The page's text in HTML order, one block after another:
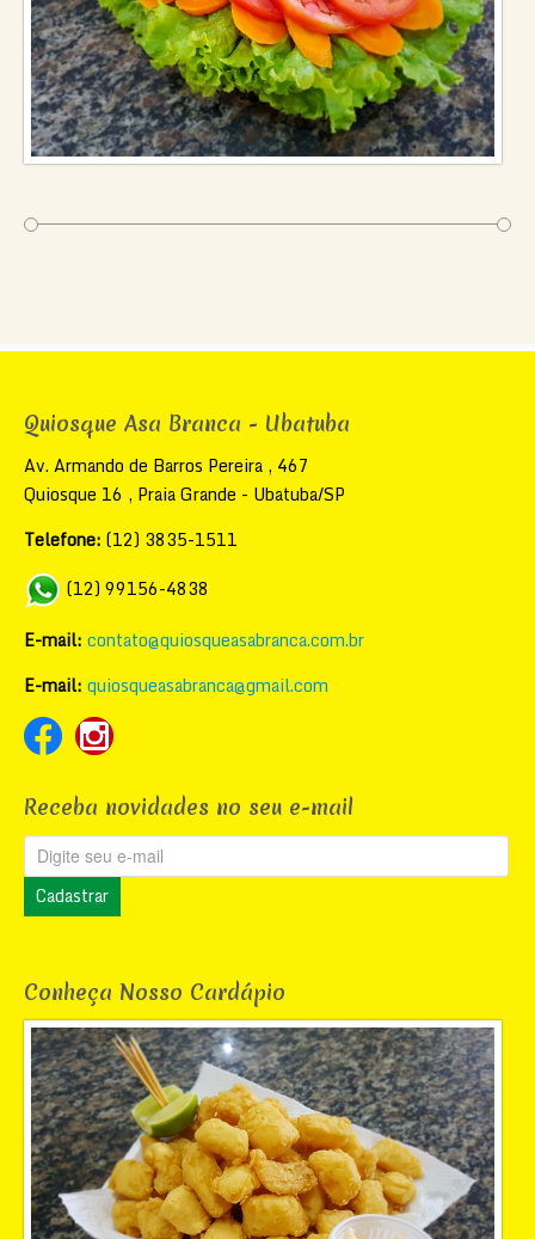
Quiosque Asa Branca - Ubatuba
Av. Armando de Barros Pereira , 467
Quiosque 16 , Praia Grande - Ubatuba/SP
Telefone: (12) 3835-1511
(12) 99156-4838
E-mail: contato@quiosqueasabranca.com.br
E-mail: quiosqueasabranca@gmail.com
Receba novidades no seu e-mail
Conheça Nosso Cardápio